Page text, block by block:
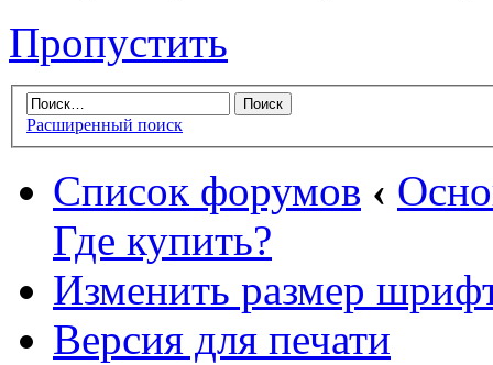
Пропустить
Расширенный поиск
Список форумов ‹
Где купить?
Изменить размер
Версия для печати